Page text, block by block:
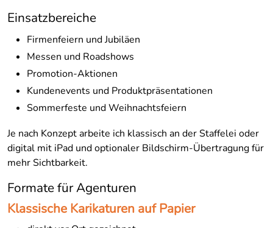
Einsatzbereiche
Firmenfeiern und Jubiläen
Messen und Roadshows
Promotion-Aktionen
Kundenevents und Produktpräsentationen
Sommerfeste und Weihnachtsfeiern
Je nach Konzept arbeite ich klassisch an der Staffelei oder
digital mit iPad und optionaler Bildschirm-Übertragung für
mehr Sichtbarkeit.
Formate für Agenturen
Klassische Karikaturen auf Papier